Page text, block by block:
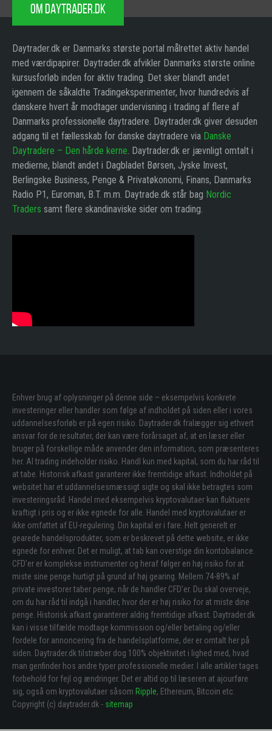
OM DAYTRADER.DK
Daytrader.dk er Danmarks største portal målrettet aktiv handel
med værdipapirer. Daytrader.dk afvikler Danmarks største online
kursusforløb inden for aktiv trading. Det sker blandt andet
igennem de såkaldte Tradingeksperimenter, hvor hundredvis af
danskere hvert år modtager undervisning i trading af flere af
Danmarks professionelle daytradere. Daytrader.dk giver desuden
adgang til et fællesskab for danske daytradere via Danske
Daytradere – Den hårde kerne. Daytrader.dk er jævnligt omtalt i
medierne, blandt andet i Dagbladet Børsen, Jyske Invest,
Berlingske Business, Penge & Privatøkonomi, Finans, Danmarks
Radio P1, Euroman, B.T. m.m. Daytrade.dk står bag Nordic
Traders samt flere skandinaviske sider om trading.
Enhver brug af oplysninger på denne side – eksempelvis konkrete
investeringer eller handler som følge af indholdet på siden eller i vores
uddannelsesforløb er på egen risiko. Daytrader.dk fralægger sig ethvert
ansvar for de resultater, der kan være forårsaget af, at en læser eller
bruger på forskellige måde anvender den information, som præsenteres
her. Al trading indeholder risiko. Handl kun med kapital, som du har råd til
at tabe. Historisk afkast garanterer ikke fremtidige afkast. Indholdet på
websitet har et uddannelsesmæssigt sigte og skal ikke betragtes som
investeringsråd. Handel med eksempelvis kryptovalutaer kan fluktuere
kraftigt i pris og er ikke egnede for alle. Handel med kryptovalutaer er
ikke omfattet af EU-regulering. Din kapital er i fare. Helt generelt er
gearede handelsprodukter, som er beskrevet på dette website, er ikke
egnede for enhver. Det er muligt, at tab kan overstige din kontobalance.
CFD’er er komplekse instrumenter og heraf følger en høj risiko for at
miste sine penge hurtigt på grund af høj gearing. Mellem 74-89% af
private investorer taber penge, når de handler CFD’er. Du skal overveje,
om du har råd til indgå i handler, hvor der er høj risiko for at miste dine
penge. Historisk afkast garanterer aldrig fremtidige afkast. Daytrader.dk
kan i visse tilfælde modtage kommission og/eller betaling og/eller
fordele for annoncering fra de handelsplatforme, der er omtalt her på
siden. Daytrader.dk tilstræber dog 100% objektivitet i lighed med, hvad
man genfinder hos andre typer professionelle medier. I alle artikler tages
forbehold for fejl og ændringer. Det er altid op til læseren at ajourføre
sig, også om kryptovalutaer såsom Ripple, Ethereum, Bitcoin etc.
Copyright (c) daytrader.dk - sitemap